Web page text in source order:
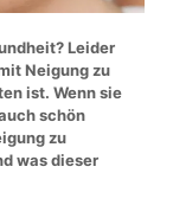
Leider
Neigung zu
ist. Wenn sie
schön
zu
was dieser